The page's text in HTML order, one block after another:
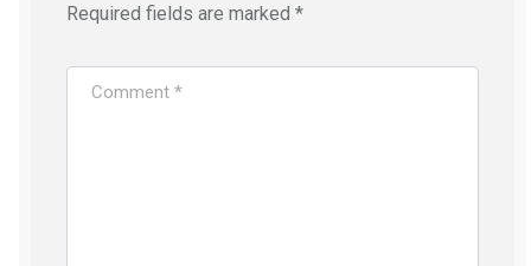
Required fields are marked *